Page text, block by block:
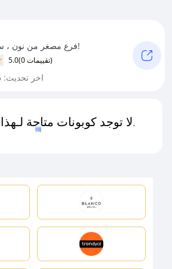
فرع مصغر من نون ، ستجد ما تريده هنا!
5.0 (0 تقييمات)
اخر تحديث: 08/08/2026
لا توجد كوبونات متاحة لـهذا المتجر حاليًا.